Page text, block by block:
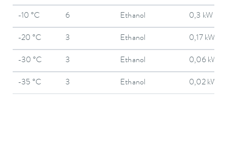
-10 °C 6 Ethanol 0,3 kW
-20 °C 3 Ethanol 0,17 kW
-30 °C 3 Ethanol 0,06 kW
-35 °C 3 Ethanol 0,02 kW